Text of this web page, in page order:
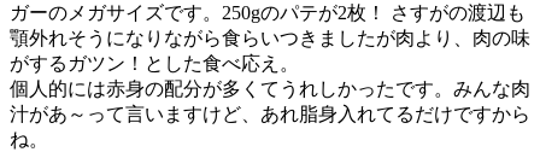
ガーのメガサイズです。250gのパテが2枚！ さすがの渡辺も
顎外れそうになりながら食らいつきましたが肉より、肉の味
がするガツン！とした食べ応え。
個人的には赤身の配分が多くてうれしかったです。みんな肉
汁があ～って言いますけど、あれ脂身入れてるだけですから
ね。